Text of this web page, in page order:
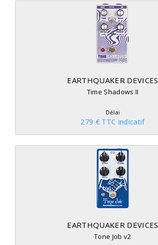
EARTHQUAKER DEVICES
Time Shadows II
Délai
279 € TTC indicatif
EARTHQUAKER DEVICES
Tone Job v2